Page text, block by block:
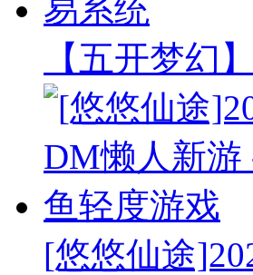
【五开梦幻
[悠悠仙途